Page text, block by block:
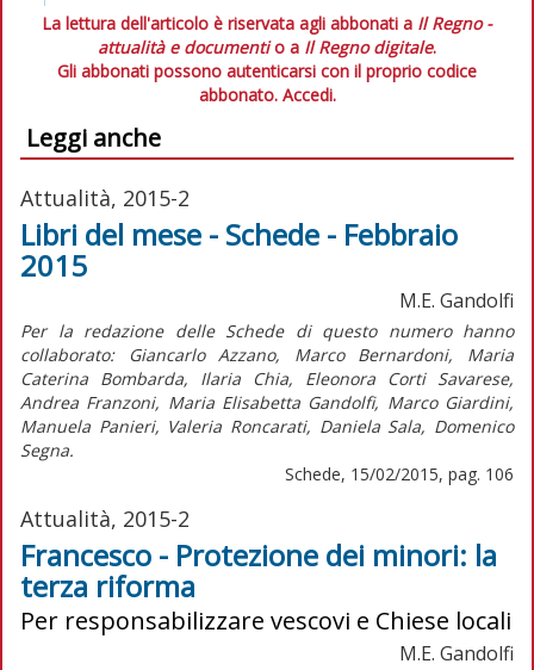
La lettura dell'articolo è riservata agli abbonati a Il Regno -
attualità e documentio a Il Regno digitale.
Gli abbonati possono autenticarsi con il proprio codice
abbonato. Accedi.
Leggi anche
Attualità, 2015-2
Libri del mese - Schede - Febbraio
2015
M.E. Gandolfi
Per la redazione delle Schede di questo numero hanno
collaborato: Giancarlo Azzano, Marco Bernardoni, Maria
Caterina Bombarda, Ilaria Chia, Eleonora Corti Savarese,
Andrea Franzoni, Maria Elisabetta Gandolfi, Marco Giardini,
Manuela Panieri, Valeria Roncarati, Daniela Sala, Domenico
Segna.
Schede, 15/02/2015, pag. 106
Attualità, 2015-2
Francesco - Protezione dei minori: la
terza riforma
Per responsabilizzare vescovi e Chiese locali
M.E. Gandolfi